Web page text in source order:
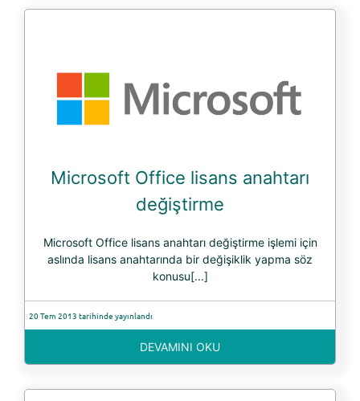
Microsoft Office lisans anahtarı
değiştirme
Microsoft Office lisans anahtarı değiştirme işlemi için
aslında lisans anahtarında bir değişiklik yapma söz
konusu[...]
20 Tem 2013 tarihinde yayınlandı
DEVAMINI OKU